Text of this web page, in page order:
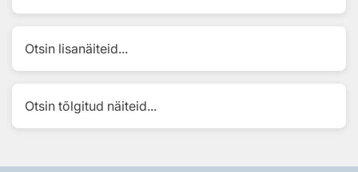
Otsin lisanäiteid...
Otsin tõlgitud näiteid...